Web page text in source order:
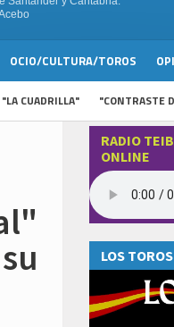
OCIO/CULTURA/TOROS
"LA CUADRILLA" "CONTRASTE
RADIO
ONLINE
LOS